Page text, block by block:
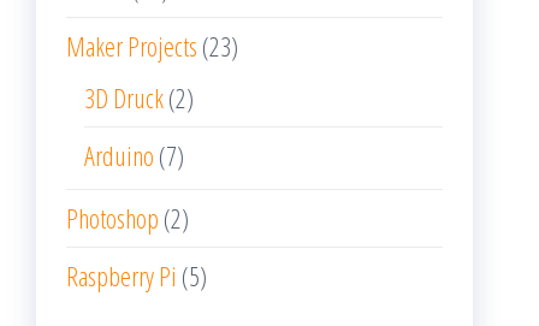
Maker Projects (23)
3D Druck(2)
Arduino (7)
Photoshop (2)
Raspberry Pi (5)